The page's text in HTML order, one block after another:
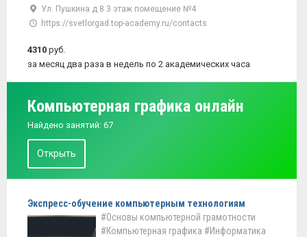
Ул. Пушкина д 8 3 этаж помещение №4
https://svetlorgad.top-academy.ru/contacts
4310 руб.
за месяц два раза в недель по 2 академических часа
Компьютерная графика онлайн
Найдено занятий: 67
Открыть
Экспресс-обучение компьютерным технологиям
#Основы компьютерной грамотности
#Компьютерная графика #Информатика